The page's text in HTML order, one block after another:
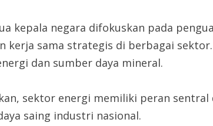
kepala negara difokuskan pada
kerja sama strategis di berbagai
dan sumber daya mineral.
sektor energi memiliki peran
saing industri nasional.